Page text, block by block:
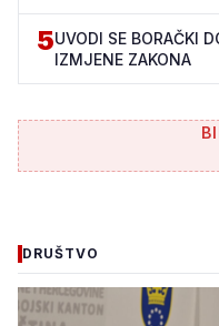
5UVODI SE BORAČKI
IZMJENE ZAKONA
DRUŠTVO